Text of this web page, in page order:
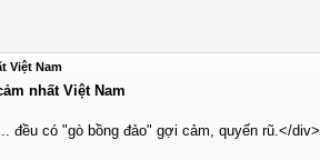
Việt Nam
nhất Việt Nam
đều có "gò bồng đảo" gợi cảm, quyến rũ.</div>